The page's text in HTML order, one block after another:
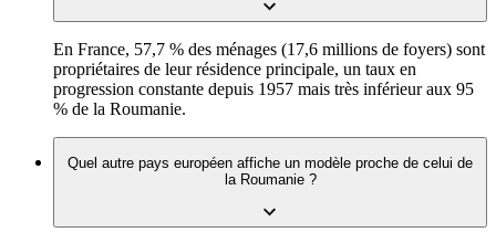
En France, 57,7 % des ménages (17,6 millions de foyers) sont
propriétaires de leur résidence principale, un taux en
progression constante depuis 1957 mais très inférieur aux 95
% de la Roumanie.
Quel autre pays européen affiche un modèle proche de celui de
la Roumanie ?